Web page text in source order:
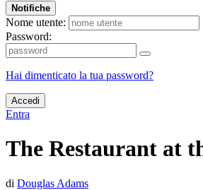
Notifiche
Nome utente:
Password:
Hai dimenticato la tua password?
Accedi
Entra
The Restaurant at
di Douglas Adams